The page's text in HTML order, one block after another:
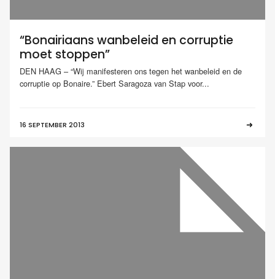
“Bonairiaans wanbeleid en corruptie
moet stoppen”
DEN HAAG – “Wij manifesteren ons tegen het wanbeleid en de
corruptie op Bonaire.” Ebert Saragoza van Stap voor...
16 SEPTEMBER 2013